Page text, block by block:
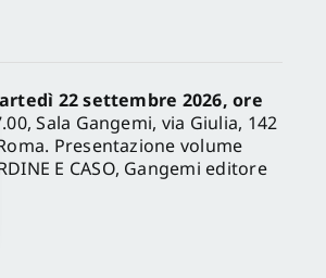
22 settembre 2026, ore
Sala Gangemi, via Giulia, 142
Presentazione volume
E CASO, Gangemi editore